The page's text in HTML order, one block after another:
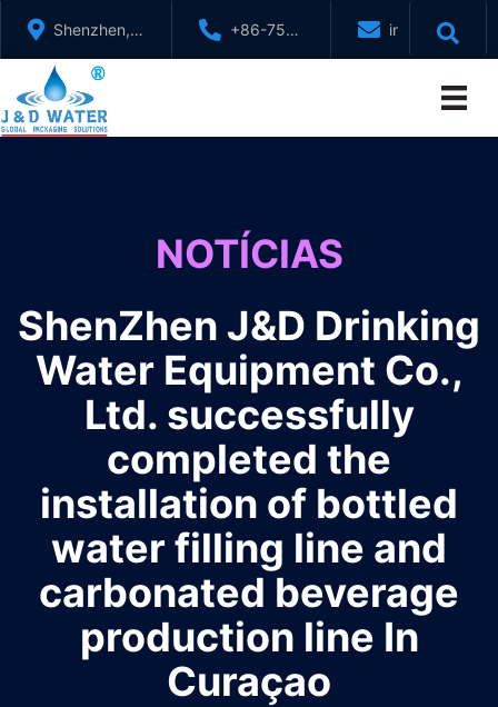
para
conteúdo
Shenzhen,
GuangDong,
China
+86-755-
88321071
NOTÍCIAS
ShenZhen J&D Drinking
Water Equipment Co.,
Ltd. successfully
completed the
installation of bottled
water filling line and
carbonated beverage
production line In
Curaçao